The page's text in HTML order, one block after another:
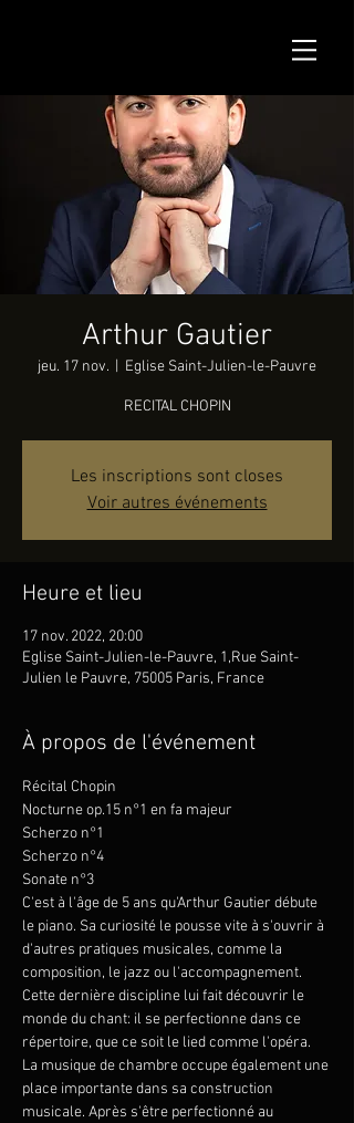
Arthur Gautier
jeu. 17 nov. Eglise Saint-Julien-le-Pauvre
RECITAL CHOPIN
Les inscriptions sont closes
Voir autres événements
Heure et lieu
17 nov. 2022, 20:00
Eglise Saint-Julien-le-Pauvre, 1,Rue Saint-
Julien le Pauvre, 75005 Paris, France
À propos de l'événement
Récital Chopin
Nocturne op.15 n°1 en fa majeur
Scherzo n°1
Scherzo n°4
Sonate n°3
C'est à l'âge de 5 ans qu'Arthur Gautier débute
le piano. Sa curiosité le pousse vite à s'ouvrir à
d'autres pratiques musicales, comme la
composition, le jazz ou l'accompagnement.
Cette dernière discipline lui fait découvrir le
monde du chant: il se perfectionne dans ce
répertoire, que ce soit le lied comme l'opéra.
La musique de chambre occupe également une
place importante dans sa construction
musicale. Après s'être perfectionné au